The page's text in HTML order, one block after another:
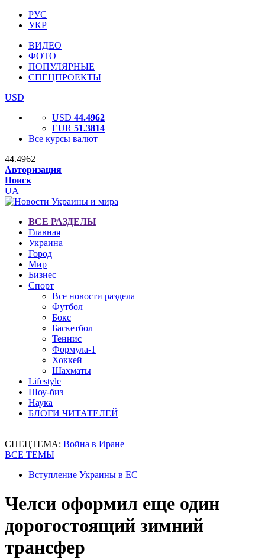
РУС
УКР
ВИДЕО
ФОТО
ПОПУЛЯРНЫЕ
СПЕЦПРОЕКТЫ
USD
USD 44.4962
EUR 51.3814
Все курсы валют
44.4962
Авторизация
Поиск
UA
ВСЕ РАЗДЕЛЫ
Главная
Украина
Город
Мир
Бизнес
Спорт
Все новости раздела
Футбол
Бокс
Баскетбол
Теннис
Формула-1
Хоккей
Шахматы
Lifestyle
Шоу-биз
Наука
БЛОГИ ЧИТАТЕЛЕЙ
СПЕЦТЕМА: Война в Иране
ВСЕ ТЕМЫ
Вступление Украины в ЕС
Челси оформил еще один
дорогостоящий зимний
трансфер